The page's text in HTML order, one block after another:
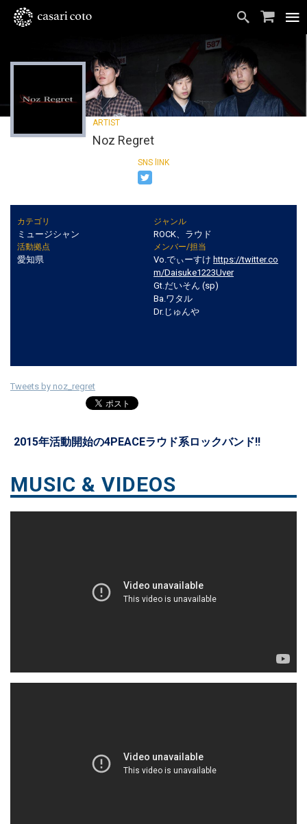
Noz Regret
カテゴリ
ミュージシャン
ジャンル
ROCK、ラウド
活動拠点
愛知県
メンバー/担当
Vo.でぃーすけ https://twitter.co
m/Daisuke1223Uver
Gt.だいそん (sp)
Ba.ワタル
Dr.じゅんや
Tweets by noz_regret
2015年活動開始の4PEACEラウド系ロックバンド!!
MUSIC & VIDEOS